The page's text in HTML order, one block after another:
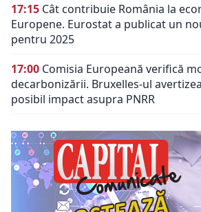
17:15 Cât contribuie România la
Europene. Eurostat a publicat un
pentru 2025
17:00 Comisia Europeană verifică
decarbonizării. Bruxelles-ul
posibil impact asupra PNRR